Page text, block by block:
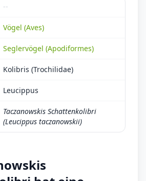
--
Vögel (Aves)
Seglervögel (Apodiformes)
Kolibris (Trochilidae)
Leucippus
Taczanowskis Schattenkolibri
(Leucippus taczanowskii)